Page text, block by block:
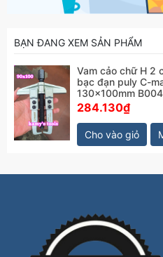
BẠN ĐANG XEM SẢN PHẨM
Vam cảo chữ H 2
bạc đạn puly C-
130x100mm
284.130₫
Cho vào giỏ